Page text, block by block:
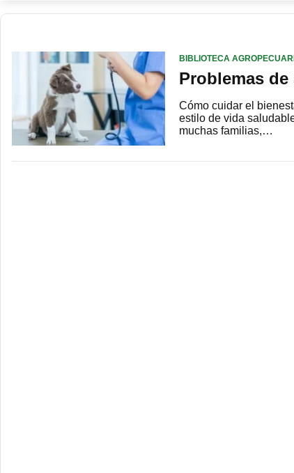
BIBLIOTECA
Problemas
Cómo cuidar el
estilo de vida
muchas familias,…